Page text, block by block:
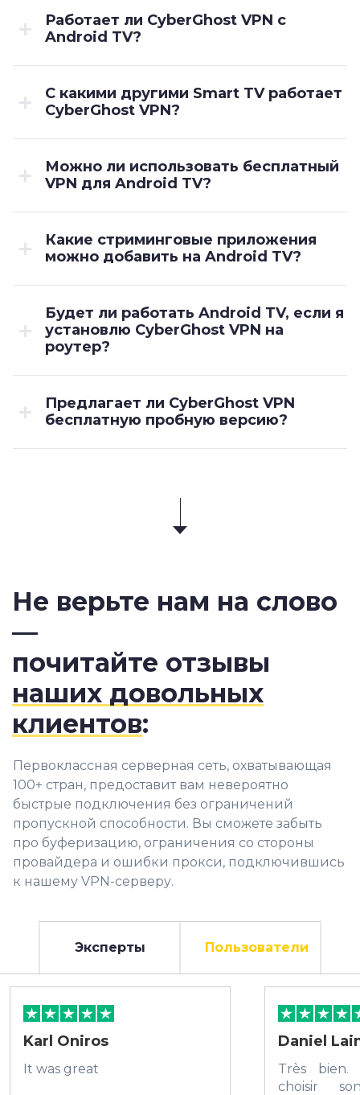
Работает ли CyberGhost VPN с
Android TV?
С какими другими Smart TV работает
CyberGhost VPN?
Можно ли использовать бесплатный
VPN для Android TV?
Какие стриминговые приложения
можно добавить на Android TV?
Будет ли работать Android TV, если я
установлю CyberGhost VPN на
роутер?
Предлагает ли CyberGhost VPN
бесплатную пробную версию?
Не верьте нам на слово
—
почитайте отзывы
наших довольных
клиентов:
Первоклассная серверная сеть, охватывающая
100+ стран, предоставит вам невероятно
быстрые подключения без ограничений
пропускной способности. Вы сможете забыть
про буферизацию, ограничения со стороны
провайдера и ошибки прокси, подключившись
к нашему VPN-серверу.
Эксперты Пользователи
Karl Oniros
It was great
Daniel
Très bien.
choisir